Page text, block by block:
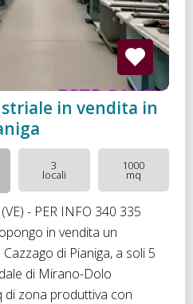
in vendita in
3
locali
1000
mq
- PER INFO 340 335
in vendita un
di Pianiga, a soli 5
di Mirano-Dolo
di zona produttiva con